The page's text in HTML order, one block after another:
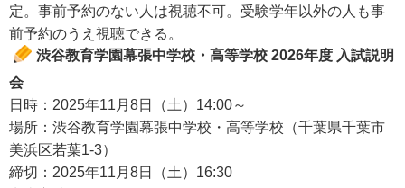
定。事前予約のない人は視聴不可。受験学年以外の人も事
前予約のうえ視聴できる。
渋谷教育学園幕張中学校・高等学校 2026年度 入試説明
会
日時：2025年11月8日（土）14:00～
場所：渋谷教育学園幕張中学校・高等学校（千葉県千葉市
美浜区若葉1-3）
締切：2025年11月8日（土）16:30